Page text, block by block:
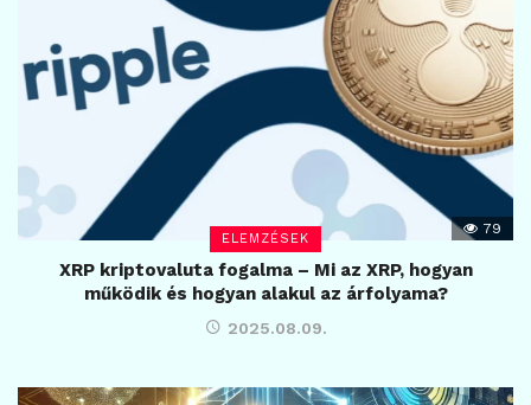
ELEMZÉSEK
79
XRP kriptovaluta fogalma – Mi az XRP, hogyan
működik és hogyan alakul az árfolyama?
2025.08.09.